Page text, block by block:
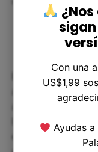
Es importante
aconsejen de
angustia. Estos
las cosas desde
encontrar
Con una
US$1,99
Ayudas